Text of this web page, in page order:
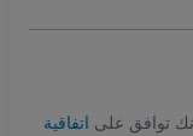
توافق على اتفاقية